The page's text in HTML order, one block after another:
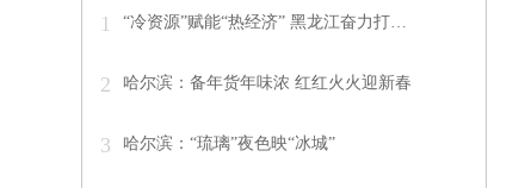
1 “冷资源”赋能“热经济” 黑龙江奋力打…
2 哈尔滨：备年货年味浓 红红火火迎新春
3 哈尔滨：“琉璃”夜色映“冰城”